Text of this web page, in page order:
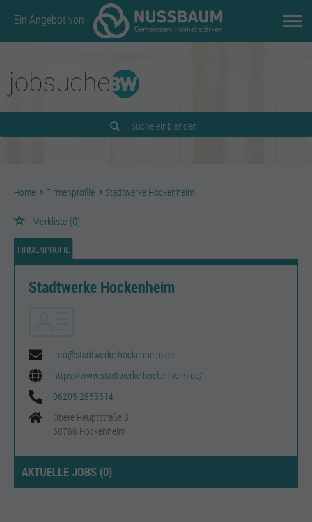
Ein Angebot von
Suche einblenden
Home Firmenprofile Stadtwerke Hockenheim
Merkliste (0)
FIRMENPROFIL
Stadtwerke Hockenheim
info@stadtwerke-hockenheim.de
https://www.stadtwerke-hockenheim.de/
06205 2855514
Obere Hauptstraße 8
68766 Hockenheim
AKTUELLE JOBS (0)